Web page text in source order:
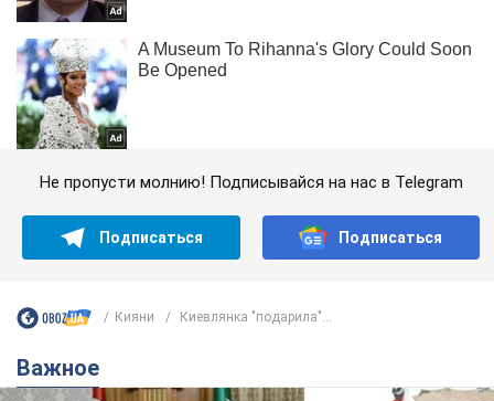
Не пропусти молнию! Подписывайся на нас в Telegram
Подписаться Подписаться
Кияни Киевлянка "подарила"...
Важное